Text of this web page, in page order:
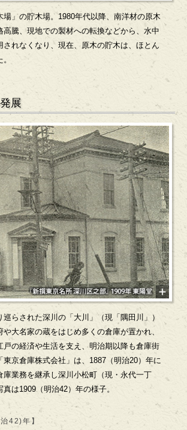
場」の貯木場。1980年代以降、南洋材の原木
高騰、現地での製材への転換などから、水中
されなくなり、現在、原木の貯木は、ほとん
展
らされた深川の「大川」（現「隅田川」）
大名家の蔵をはじめ多くの倉庫が置かれ、
戸の経済や生活を支え、明治期以降も倉庫街
東京倉庫株式会社」は、1887（明治20）年に
庫業務を継承し深川小松町（現・永代一丁
は1909（明治42）年の様子。
42)年】